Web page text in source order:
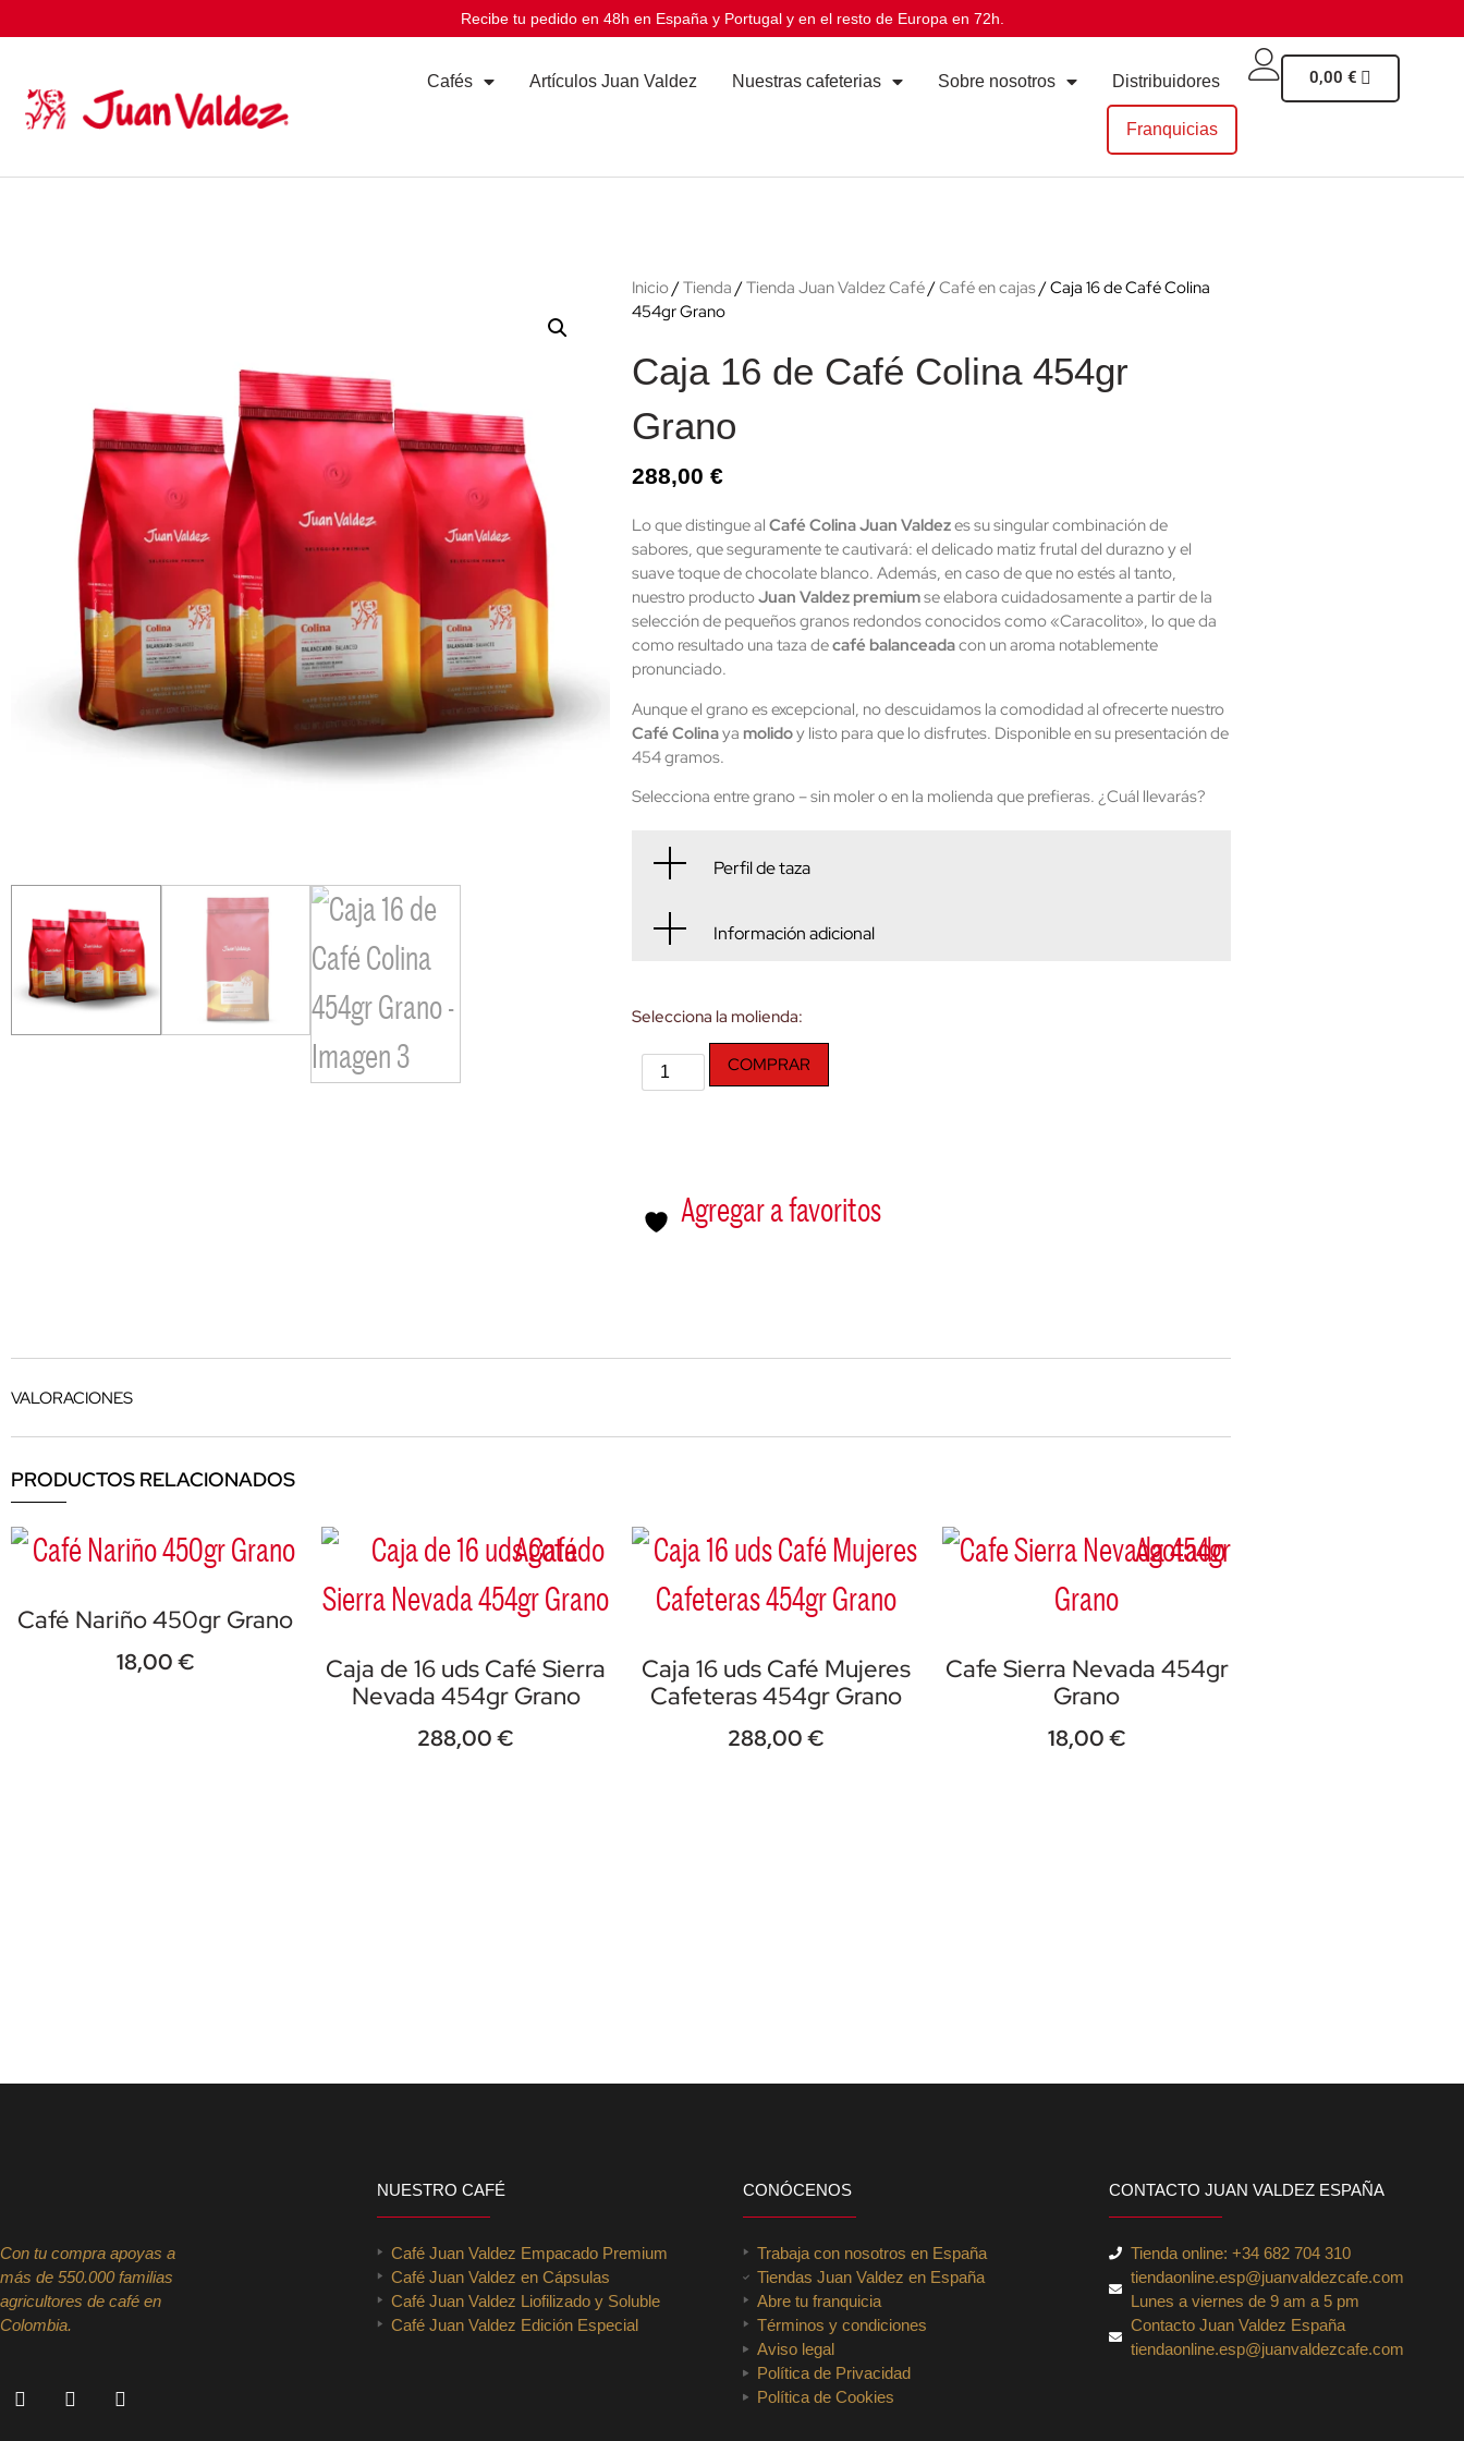
Recibe tu pedido en 48h en España y Portugal y en el resto de Europa en 72h.
Cafés Artículos Juan Valdez Nuestras cafeterias Sobre nosotros Distribuidores
Franquicias
0,00 €
Inicio/Tienda /Tienda Juan Valdez Café/Café en cajas/ Caja 16 de Café Colina
454gr Grano
Caja 16 de Café Colina 454gr
Grano
288,00 €
Lo que distingue al Café Colina Juan Valdezes su singular combinación de
sabores, que seguramente te cautivará: el delicado matiz frutal del durazno y el
suave toque de chocolate blanco. Además, en caso de que no estés al tanto,
nuestro productoJuan Valdez premiumse elabora cuidadosamente a partir de la
selección de pequeños granos redondos conocidos como «Caracolito», lo que da
como resultado una taza decafé balanceadacon un aroma notablemente
pronunciado.
Aunque el grano es excepcional, no descuidamos la comodidad al ofrecerte nuestro
Café Colinaya molidoy listo para que lo disfrutes. Disponible en su presentación de
454 gramos.
Selecciona entre grano – sin moler o en la molienda que prefieras. ¿Cuál llevarás?
Perfil de taza
Información adicional
Selecciona la molienda:
COMPRAR
Agregar a favoritos
VALORACIONES
PRODUCTOS RELACIONADOS
Café Nariño 450gr Grano
18,00€
Agotado
Caja de 16 uds Café Sierra
Nevada 454gr Grano
288,00€
Caja 16 uds Café Mujeres
Cafeteras 454gr Grano
288,00€
Agotado
Cafe Sierra Nevada 454gr
Grano
18,00€
Con tu compra apoyas a
más de 550.000 familias
agricultores de café en
Colombia.
NUESTRO CAFÉ
Café Juan Valdez Empacado Premium
Café Juan Valdez en Cápsulas
Café Juan Valdez Liofilizado y Soluble
Café Juan Valdez Edición Especial
CONÓCENOS
Trabaja con nosotros en España
Tiendas Juan Valdez en España
Abre tu franquicia
Términos y condiciones
Aviso legal
Política de Privacidad
Política de Cookies
CONTACTO JUAN VALDEZ ESPAÑA
Tienda online: +34 682 704 310
tiendaonline.esp@juanvaldezcafe.com
Lunes a viernes de 9 am a 5 pm
Contacto Juan Valdez España
tiendaonline.esp@juanvaldezcafe.com